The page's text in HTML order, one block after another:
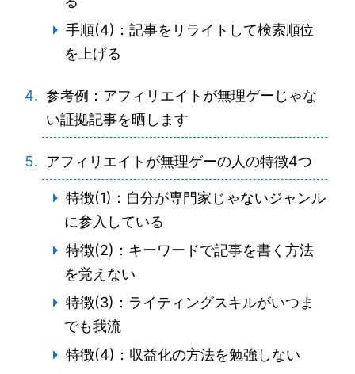
手順(4)：記事をリライトして検索順位
を上げる
参考例：アフィリエイトが無理ゲーじゃな
い証拠記事を晒します
アフィリエイトが無理ゲーの人の特徴4つ
特徴(1)：自分が専門家じゃないジャンル
に参入している
特徴(2)：キーワードで記事を書く方法
を覚えない
特徴(3)：ライティングスキルがいつま
でも我流
特徴(4)：収益化の方法を勉強しない